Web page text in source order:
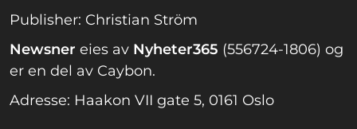
Publisher: Christian Ström
Newsner eies av Nyheter365 (556724-1806) og
er en del av Caybon.
Adresse: Haakon VII gate 5, 0161 Oslo